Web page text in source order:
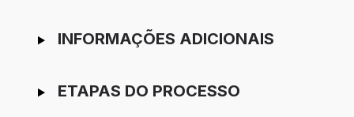
INFORMAÇÕES ADICIONAIS
ETAPAS DO PROCESSO